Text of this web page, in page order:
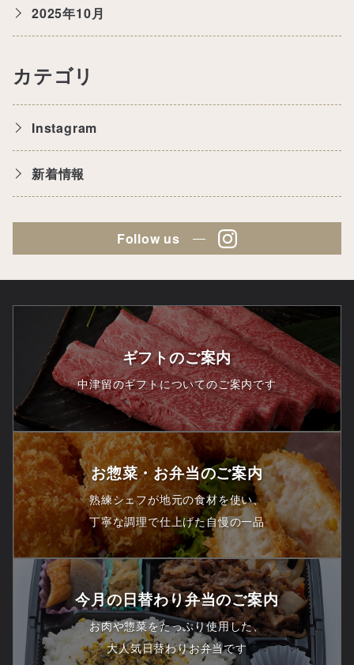
2025年10月
カテゴリ
Instagram
新着情報
Follow us
ギフトのご案内
中津留のギフトについてのご案内です
お惣菜・お弁当のご案内
熟練シェフが地元の食材を使い、
丁寧な調理で仕上げた自慢の一品
今月の日替わり弁当のご案内
お肉や惣菜をたっぷり使用した、
大人気日替わりお弁当です